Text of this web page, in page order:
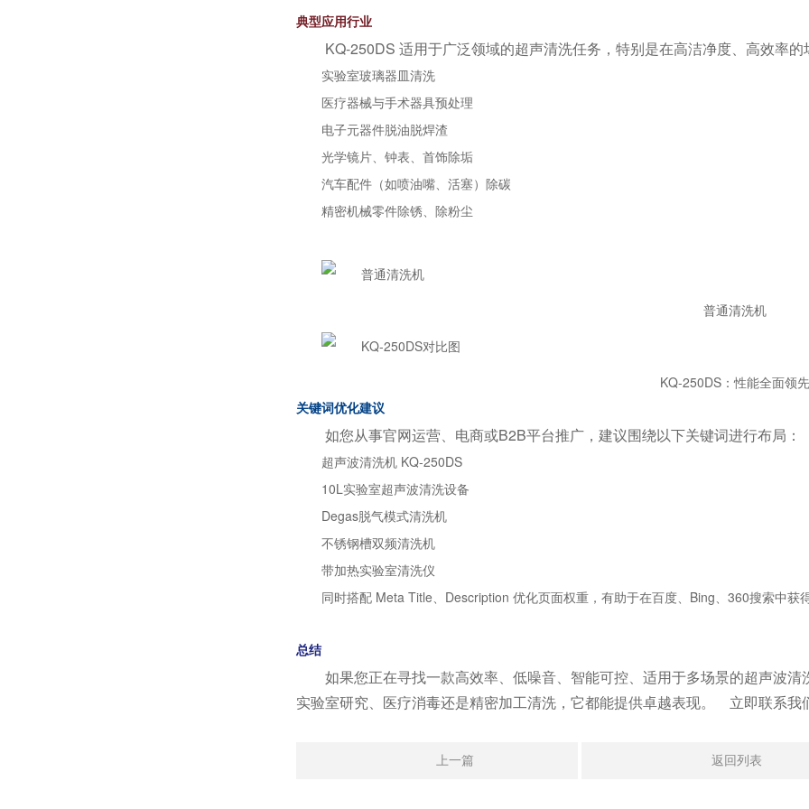
典型应用行业
KQ-250DS 适用于广泛领域的超声清洗任务，特别是在高洁净度、高效率的
实验室玻璃器皿清洗
医疗器械与手术器具预处理
电子元器件脱油脱焊渣
光学镜片、钟表、首饰除垢
汽车配件（如喷油嘴、活塞）除碳
精密机械零件除锈、除粉尘
普通清洗机
KQ-250DS：性能全面领先
关键词优化建议
如您从事官网运营、电商或B2B平台推广，建议围绕以下关键词进行布局：
超声波清洗机 KQ-250DS
10L实验室超声波清洗设备
Degas脱气模式清洗机
不锈钢槽双频清洗机
带加热实验室清洗仪
同时搭配 Meta Title、Description 优化页面权重，有助于在百度、Bing、360搜索中获
总结
如果您正在寻找一款高效率、低噪音、智能可控、适用于多场景的超声波
实验室研究、医疗消毒还是精密加工清洗，它都能提供卓越表现。 立即联系我
上一篇 返回列表